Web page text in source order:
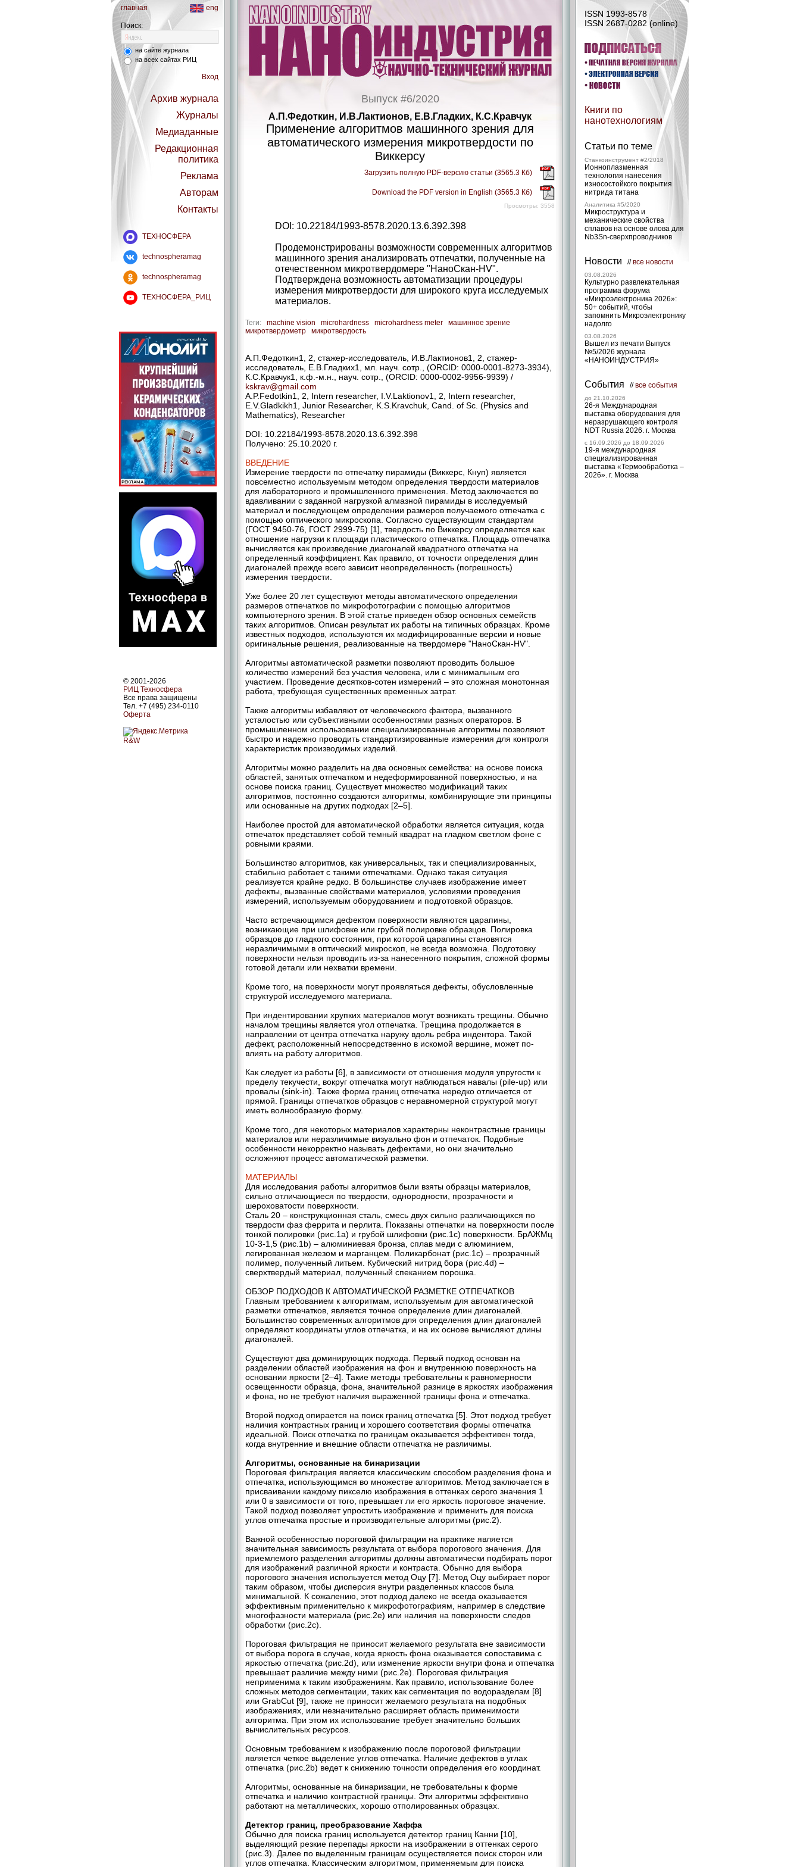
главная eng
Поиск:
на сайте журнала
на всех сайтах РИЦ
Вход
Архив журнала
Журналы
Медиаданные
Редакционная
политика
Реклама
Авторам
Контакты
ТЕХНОСФЕРА
technospheramag
technospheramag
ТЕХНОСФЕРА_РИЦ
© 2001-2026
РИЦ Техносфера
Все права защищены
Тел. +7 (495) 234-0110
Оферта
R&W
ISSN 1993-8578
ISSN 2687-0282 (online)
Книги по
нанотехнологиям
Статьи по теме
Станкоинструмент #2/2018
Ионноплазменная
технология нанесения
износостойкого покрытия
нитрида титана
Аналитика #5/2020
Микроструктура и
механические свой­ства
сплавов на основе олова для
Nb3Sn-сверхпроводников
Новости //все новости
03.08.2026
Культурно развлекательная
программа форума
«Микроэлектроника 2026»:
50+ событий, чтобы
запомнить Микроэлектронику
надолго
03.08.2026
Вышел из печати Выпуск
№5/2026 журнала
«НАНОИНДУСТРИЯ»
События //все события
до 21.10.2026
26-я Международная
выставка оборудования для
неразрушающего контроля
NDT Russia 2026. г. Москва
c 16.09.2026 до 18.09.2026
19-я международная
специализированная
выставка «Термообработка –
2026». г. Москва
Выпуск #6/2020
А.П.Федоткин, И.В.Лактионов, Е.В.Гладких, К.С.Кравчук
Применение алгоритмов машинного зрения для
автоматического измерения микротвердости по
Виккерсу
Загрузить полную PDF-версию статьи (3565.3 Кб)
Download the PDF version in English (3565.3 Кб)
Просмотры: 3558
DOI: 10.22184/1993-8578.2020.13.6.392.398
Продемонстрированы возможности современных алгоритмов
машинного зрения анализировать отпечатки, полученные на
отечественном микротвердомере "НаноСкан-HV".
Подтверждена возможность автоматизации процедуры
измерения микротвердости для широкого круга исследуемых
материалов.
Теги: machine vision microhardness microhardness meter
машинное зрение
микротвердометр
микротвердость
А.П.Федоткин1, 2, стажер-исследователь, И.В.Лактионов1, 2, стажер-
исследователь, Е.В.Гладких1, мл. науч. сотр., (ORCID: 0000-0001-8273-3934),
К.С.Кравчук1, к.ф.-м.н., науч. сотр., (ORCID: 0000-0002-9956-9939) /
kskrav@gmail.com
A.P.Fedotkin1, 2, Intern researcher, I.V.Laktionov1, 2, Intern researcher,
E.V.Gladkikh1, Junior Researcher, K.S.Kravchuk, Cand. of Sc. (Physics and
Mathematics), Researcher
DOI: 10.22184/1993-8578.2020.13.6.392.398
Получено: 25.10.2020 г.
ВВЕДЕНИЕ
Измерение твердости по отпечатку пирамиды (Виккерс, Кнуп) является
повсеместно используе­мым методом определения твердости материалов
для лабораторного и промышленного применения. Метод заключается во
вдавливании с заданной нагрузкой алмазной пирамиды в исследуемый
материал и последующем определении размеров получаемого отпечатка с
помощью оптического микроскопа. Согласно существующим стандартам
(ГОСТ 9450-76, ГОСТ 2999-75) [1], твердость по Виккерсу определяется как
отношение нагрузки к площади пластического отпечатка. Площадь отпечатка
вычисляется как произведение диагоналей квадратного отпечатка на
определенный коэффициент. Как правило, от точности определения длин
диагоналей прежде всего зависит неопределенность (погрешность)
измерения твердости.
Уже более 20 лет существуют методы автоматического определения
размеров отпечатков по микрофотографии с помощью алгоритмов
компьютерного зрения. В этой статье приведен обзор основных семейств
таких алгоритмов. Описан результат их работы на типичных образцах. Кроме
известных подходов, используются их модифицированные версии и новые
оригинальные решения, реализованные на твердомере "НаноСкан-HV".
Алгоритмы автоматической разметки позволяют проводить большое
количество измерений без участия человека, или с минимальным его
участием. Проведение десятков-сотен измерений – это сложная монотонная
работа, требующая существенных временных затрат.
Также алгоритмы избавляют от человеческого фактора, вызванного
усталостью или субъективными особенностями разных операторов. В
промышленном использовании специализированные алгоритмы позволяют
быстро и надежно проводить стандартизированные измерения для контроля
характеристик производимых изделий.
Алгоритмы можно разделить на два основных семейства: на основе поиска
областей, занятых отпечатком и недеформированной поверхностью, и на
основе поиска границ. Существует множество модификаций таких
алгоритмов, постоянно создают­ся алгоритмы, комбинирующие эти принципы
или основанные на других подходах [2–5].
Наиболее простой для автоматической обработки является ситуация, когда
отпечаток представляет собой темный квадрат на гладком светлом фоне с
ровными краями.
Большинство алгоритмов, как универсальных, так и специализированных,
стабильно работает с такими отпечатками. Однако такая ситуация
реализуется крайне редко. В большинстве случаев изображение имеет
дефекты, вызванные свойствами материалов, условиями проведения
измерений, используемым оборудованием и подготовкой образцов.
Часто встречающимся дефектом поверхности являются царапины,
возникающие при шлифовке или грубой полировке образцов. Полировка
образцов до гладкого состояния, при которой царапины становятся
неразличимыми в оптический микроскоп, не всегда возможна. Подготовку
поверхности нельзя проводить из-за нанесенного покрытия, сложной формы
готовой детали или нехватки времени.
Кроме того, на поверхности могут проявляться дефекты, обусловленные
структурой исследуемого материала.
При индентировании хрупких материалов могут возникать трещины. Обычно
началом трещины является угол отпечатка. Трещина продолжается в
направлении от центра отпечатка наружу вдоль ребра индентора. Такой
дефект, расположенный непосредственно в искомой вершине, может по­
влиять на работу алгоритмов.
Как следует из работы [6], в зависимости от отношения модуля упругости к
пределу текучести, вокруг отпечатка могут наблюдаться навалы (pile-up) или
провалы (sink-in). Также форма границ отпечатка нередко отличается от
прямой. Границы отпечатков образцов с неравномерной структурой могут
иметь волнообразную форму.
Кроме того, для некоторых материалов характерны неконтрастные границы
материалов или неразличимые визуально фон и отпечаток. Подобные
особенности некорректно называть дефектами, но они значительно
осложняют процесс автоматической разметки.
МАТЕРИАЛЫ
Для исследования работы алгоритмов были взяты образцы материалов,
сильно отличающиеся по твердости, однородности, прозрачности и
шероховатости поверхности.
Сталь 20 – конструкционная сталь, смесь двух сильно различающихся по
твердости фаз феррита и перлита. Показаны отпечатки на поверхности после
тонкой полировки (рис.1а) и грубой шлифовки (рис.1c) поверхности. БрАЖМц
10-3-1,5 (рис.1b) – алюминиевая бронза, сплав меди с алюминием,
легированная железом и марганцем. Поликарбонат (рис.1c) – прозрачный
полимер, полученный литьем. Кубический нитрид бора (рис.4d) –
сверхтвердый материал, полученный спеканием порошка.
ОБЗОР ПОДХОДОВ К АВТОМАТИЧЕСКОЙ РАЗМЕТКЕ ОТПЕЧАТКОВ
Главным требованием к алгоритмам, используемым для автоматической
разметки отпечатков, является точное определение длин диагоналей.
Большинство современных алгоритмов для определения длин диагоналей
определяют координаты углов отпечатка, и на их основе вычисляют длины
диагоналей.
Существуют два доминирующих подхода. Первый подход основан на
разделении областей изображения на фон и внутреннюю поверхность на
основании яркости [2–4]. Такие методы требовательны к равномерности
освещенности образца, фона, значительной разнице в яркостях изображения
и фона, но не требуют наличия выраженной границы фона и отпечатка.
Второй подход опирается на поиск границ отпечатка [5]. Этот подход требует
наличия контрастных границ и хорошего соответствия формы отпечатка
идеальной. Поиск отпечатка по границам оказывает­ся эффективен тогда,
когда внутренние и внешние области отпечатка не различимы.
Алгоритмы, основанные на бинаризации
Пороговая фильтрация является классическим способом разделения фона и
отпечатка, использующимся во множестве алгоритмов. Метод заключается в
присваивании каждому пикселю изображения в оттенках серого значения 1
или 0 в зависимости от того, превышает ли его яркость пороговое значение.
Такой подход позволяет упростить изображение и применить для поиска
углов отпечатка простые и производительные алгоритмы (рис.2).
Важной особенностью пороговой фильтрации на практике является
значительная зависимость результата от выбора порогового значения. Для
приемлемого разделения алгоритмы должны автоматически подбирать порог
для изображений различной яркости и контраста. Обычно для выбора
порогового значения используется метод Оцу [7]. Метод Оцу выбирает порог
таким образом, чтобы дисперсия внутри разделенных классов была
минимальной. К сожалению, этот подход далеко не всегда оказывается
эффективным применительно к микрофотографиям, например в следствие
многофазности материала (рис.2e) или наличия на поверхности следов
обработки (рис.2c).
Пороговая фильтрация не приносит желаемого результата вне зависимости
от выбора порога в случае, когда яркость фона оказывает­ся сопоставима с
яркостью отпечатка (рис.2d), или изменение яркости внутри фона и отпечатка
превышает различие между ними (рис.2e). Пороговая фильтрация
неприменима к таким изображениям. Как правило, использование более
сложных методов сегментации, таких как сегментация по водоразделам [8]
или GrabCut [9], также не приносит желаемого результата на подобных
изображениях, или незначительно расширяет область применимости
алгоритма. При этом их использование требует значительно больших
вычислительных ресурсов.
Основным требованием к изображению после пороговой фильтрации
является четкое выделение углов отпечатка. Наличие дефектов в углах
отпечатка (рис.2b) ведет к снижению точности определения его координат.
Алгоритмы, основанные на бинаризации, не требовательны к форме
отпечатка и наличию контрастной границы. Эти алгоритмы эффективно
работают на металлических, хорошо отполированных образцах.
Детектор границ, преобразование Хаффа
Обычно для поиска границ используется детектор границ Кaнни [10],
выделяющий резкие перепады яркости на изображении в оттенках серого
(рис.3). Далее по выделенным границам осуществляется поиск сторон или
углов отпечатка. Классическим алгоритмом, применяемым для поиска